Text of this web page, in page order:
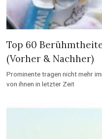
Top 60
(Vorher & Nachher)
Prominente tragen nicht mehr
von ihnen in letzter Zeit